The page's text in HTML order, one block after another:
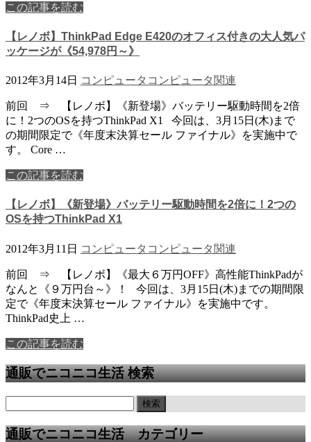
この記事を読む
【レノボ】ThinkPad Edge E420のオフィス付きの大人気パ
ッケージが《54,978円～》
2012年3月14日 コンピュータ コンピュータ関連
前回 ⇒ 【レノボ】《新登場》バッテリー駆動時間を2倍
に！2つのOSを持つThinkPad X1 今回は、3月15日(木)まで
の期間限定で《年度末決算セール ファイナル》を実施中で
す。 Core …
この記事を読む
【レノボ】《新登場》バッテリー駆動時間を2倍に！2つの
OSを持つThinkPad X1
2012年3月11日 コンピュータ コンピュータ関連
前回 ⇒ 【レノボ】《最大６万円OFF》高性能ThinkPadが
なんと《９万円台～》！ 今回は、3月15日(木)までの期間限
定で《年度末決算セール ファイナル》を実施中です。
ThinkPad史上 …
この記事を読む
通販でニコニコ生活 検索
通販でニコニコ生活 カテゴリー